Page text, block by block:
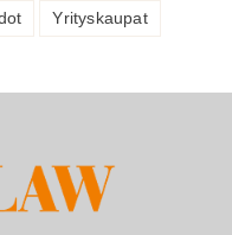
Yrityskaupat